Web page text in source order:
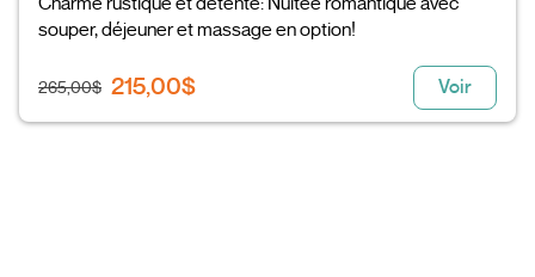
souper, déjeuner et massage en option!
265,00$ 215,00$ Voir